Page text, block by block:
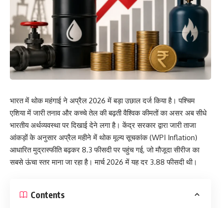
भारत में थोक महंगाई ने अप्रैल 2026 में बड़ा उछाल दर्ज किया है। पश्चिम
एशिया में जारी तनाव और कच्चे तेल की बढ़ती वैश्विक कीमतों का असर अब सीधे
भारतीय अर्थव्यवस्था पर दिखाई देने लगा है। केंद्र सरकार द्वारा जारी ताजा
आंकड़ों के अनुसार अप्रैल महीने में थोक मूल्य सूचकांक (WPI Inflation)
आधारित मुद्रास्फीति बढ़कर 8.3 फीसदी पर पहुंच गई, जो मौजूदा सीरीज का
सबसे ऊंचा स्तर माना जा रहा है। मार्च 2026 में यह दर 3.88 फीसदी थी।
Contents